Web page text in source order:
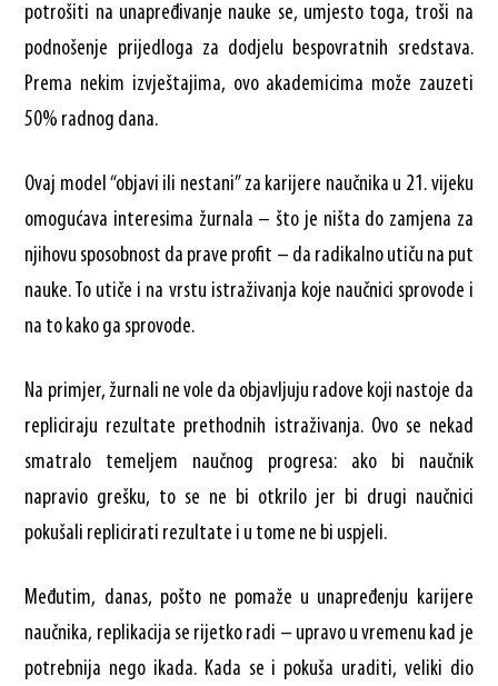
potrošiti na unapređivanje nauke se, umjesto toga, troši na
podnošenje prijedloga za dodjelu bespovratnih sredstava.
Prema nekim izvještajima, ovo akademicima može zauzeti
50% radnog dana.
Ovaj model “objavi ili nestani” za karijere naučnika u 21. vijeku
omogućava interesima žurnala – što je ništa do zamjena za
njihovu sposobnost da prave profit – da radikalno utiču na put
nauke. To utiče i na vrstu istraživanja koje naučnici sprovode i
na to kako ga sprovode.
Na primjer, žurnali ne vole da objavljuju radove koji nastoje da
repliciraju rezultate prethodnih istraživanja. Ovo se nekad
smatralo temeljem naučnog progresa: ako bi naučnik
napravio grešku, to se ne bi otkrilo jer bi drugi naučnici
pokušali replicirati rezultate i u tome ne bi uspjeli.
Međutim, danas, pošto ne pomaže u unapređenju karijere
naučnika, replikacija se rijetko radi – upravo u vremenu kad je
potrebnija nego ikada. Kada se i pokuša uraditi, veliki dio